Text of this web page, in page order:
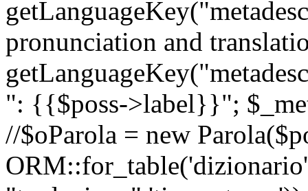
pronunciation and
": {{$poss->label}}";
//$oParola = new